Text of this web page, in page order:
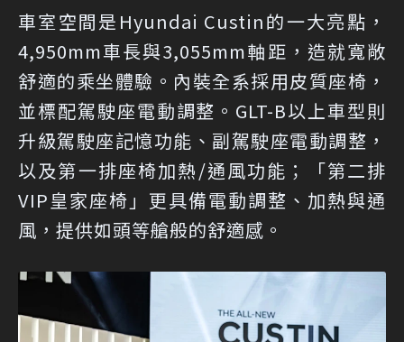
車室空間是Hyundai Custin的一大亮點，
4,950mm車長與3,055mm軸距，造就寬敞
舒適的乘坐體驗。內裝全系採用皮質座椅，
並標配駕駛座電動調整。GLT-B以上車型則
升級駕駛座記憶功能、副駕駛座電動調整，
以及第一排座椅加熱/通風功能；「第二排
VIP皇家座椅」更具備電動調整、加熱與通
風，提供如頭等艙般的舒適感。